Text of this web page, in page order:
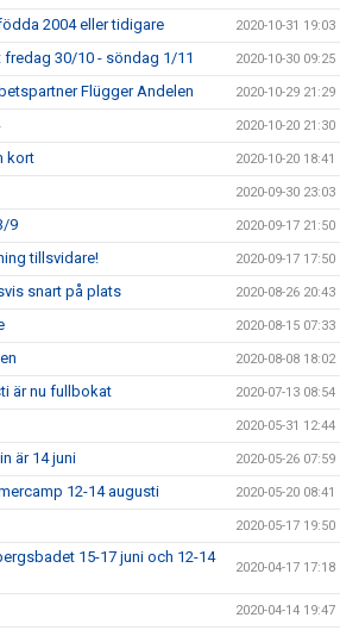
2004 eller tidigare 2020-10-31 19:03
30/10 - söndag 1/11 2020-10-30 09:25
Flügger Andelen 2020-10-29 21:29
2020-10-20 21:30
kort 2020-10-20 18:41
2020-09-30 23:03
9 2020-09-17 21:50
tillsvidare! 2020-09-17 17:50
snart på plats 2020-08-26 20:43
2020-08-15 07:33
2020-08-08 18:02
är nu fullbokat 2020-07-13 08:54
2020-05-31 12:44
är 14 juni 2020-05-26 07:59
12-14 augusti 2020-05-20 08:41
2020-05-17 19:50
15-17 juni och 12-14
2020-04-17 17:18
2020-04-14 19:47